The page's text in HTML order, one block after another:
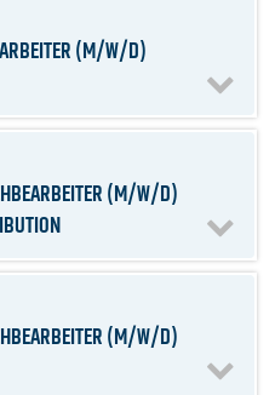
(M/W/D)
(M/W/D)
(M/W/D)